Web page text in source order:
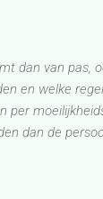
dan van pas,
en welke
per
dan de